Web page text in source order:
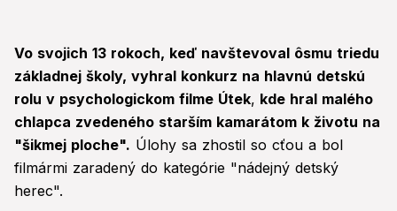
Vo svojich 13 rokoch, keď navštevoval ôsmu triedu
základnej školy, vyhral konkurz na hlavnú detskú
rolu v psychologickom filme Útek, kde hral malého
chlapca zvedeného starším kamarátom k životu na
"šikmej ploche". Úlohy sa zhostil so cťou a bol
filmármi zaradený do kategórie "nádejný detský
herec".